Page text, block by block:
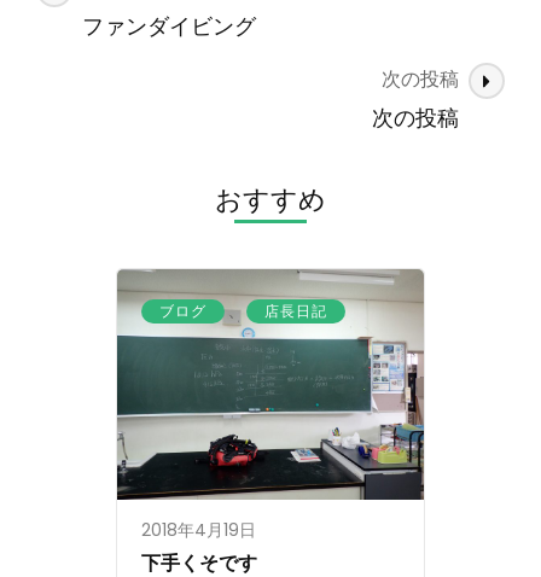
稿
ファンダイビング
次の投稿
次の投稿
おすすめ
ブログ 、 店長日記
2018年4月19日
下手くそです